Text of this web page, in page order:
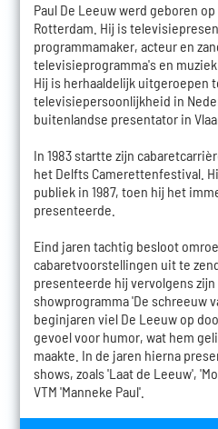
Paul De Leeuw werd geboren op
Rotterdam. Hij is
programmamaker, acteur en
televisieprogramma's en
Hij is herhaaldelijk uitgeroepen
televisiepersoonlijkheid in
buitenlandse presentator in
In 1983 startte zijn
het Delfts Camerettenfestival.
publiek in 1987, toen hij het
presenteerde.
Eind jaren tachtig besloot
cabaretvoorstellingen uit te
presenteerde hij vervolgens
showprogramma 'De schreeuw
beginjaren viel De Leeuw op
gevoel voor humor, wat hem
maakte. In de jaren hierna
shows, zoals 'Laat de Leeuw',
VTM 'Manneke Paul'.